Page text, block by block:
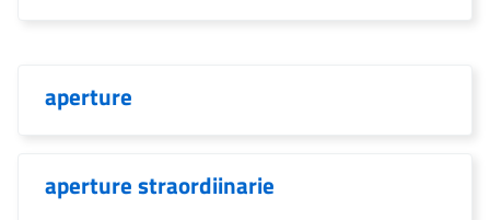
aperture
aperture straordiinarie